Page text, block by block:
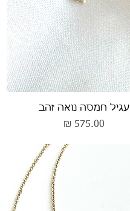
תצוגה מהירה
עגיל חמסה נואה זהב
מחיר